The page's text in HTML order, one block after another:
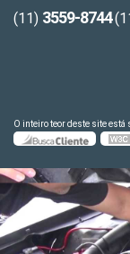
(11) 3559-8744
O inteiro teor deste site